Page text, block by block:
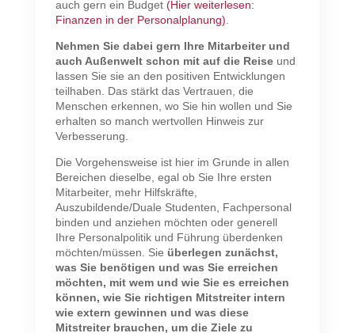
auch gern ein Budget (Hier weiterlesen:
Finanzen in der Personalplanung)
Nehmen Sie dabei gern Ihre Mitarbeiter und
auch Außenwelt schon mit auf die Reiseund
lassen Sie sie an den positiven Entwicklungen
teilhaben. Das stärkt das Vertrauen, die
Menschen erkennen, wo Sie hin wollen und Sie
erhalten so manch wertvollen Hinweis zur
Verbesserung.
Die Vorgehensweise ist hier im Grunde in allen
Bereichen dieselbe, egal ob Sie Ihre ersten
Mitarbeiter, mehr Hilfskräfte,
Auszubildende/Duale Studenten, Fachpersonal
binden und anziehen möchten oder generell
Ihre Personalpolitik und Führung überdenken
möchten/müssen. Sie überlegen zunächst,
was Sie benötigen und was Sie erreichen
möchten, mit wem und wie Sie es erreichen
können, wie Sie richtigen Mitstreiter intern
wie extern gewinnen und was diese
Mitstreiter brauchen, um die Ziele zu